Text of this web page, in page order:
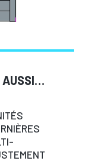
AUSSI…